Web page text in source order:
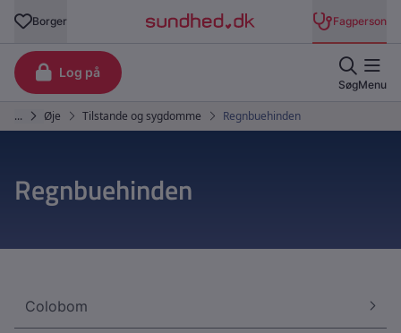
Regnbuehinden
Colobom